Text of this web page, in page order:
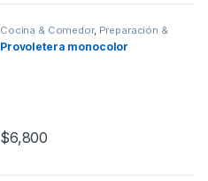
Cocina & Comedor, Preparación &
Cocción ,
Provoletera monocolor
$6,800